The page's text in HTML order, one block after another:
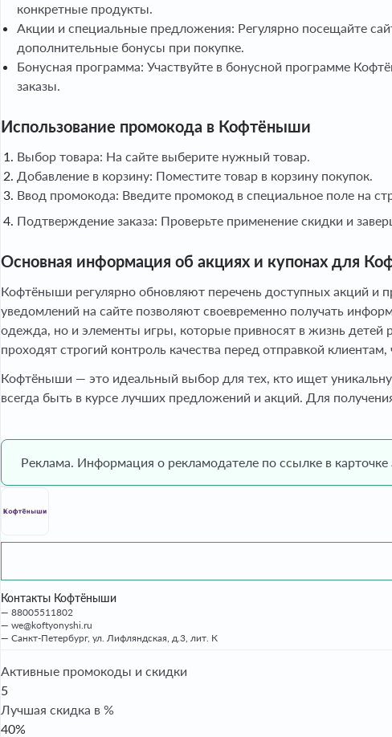
конкретные продукты.
Акции и специальные предложения: Регулярно посещайте
дополнительные бонусы при покупке.
Бонусная программа: Участвуйте в бонусной программе
заказы.
Использование промокода в Кофтёныши
Выбор товара: На сайте выберите нужный товар.
Добавление в корзину: Поместите товар в корзину покупок.
Ввод промокода: Введите промокод в специальное поле на
Подтверждение заказа: Проверьте применение скидки и
Основная информация об акциях и купонах для
Кофтёныши регулярно обновляют перечень доступных акций и
уведомлений на сайте позволяют своевременно получать
одежда, но и элементы игры, которые привносят в жизнь детей
проходят строгий контроль качества перед отправкой
Кофтёныши — это идеальный выбор для тех, кто ищет
всегда быть в курсе лучших предложений и акций. Для
Реклама. Информация о рекламодателе по ссылке в карточке
Контакты Кофтёныши
88005511802
we@koftyonyshi.ru
Санкт-Петербург, ул. Лифляндская, д.3, лит. К
Активные промокоды и скидки
5
Лучшая скидка в %
40%